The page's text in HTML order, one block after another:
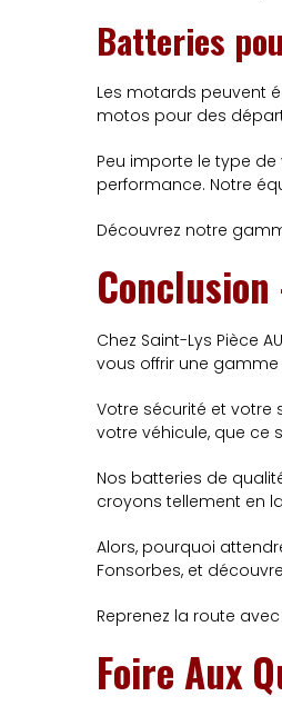
Batteries
Les motards peuvent
motos pour des
Peu importe le type
performance. Notre
Découvrez notre
Chez Saint-Lys Pièce
vous offrir une
Votre sécurité et votre
votre véhicule, que ce
Nos batteries de
croyons tellement en
Alors, pourquoi
Fonsorbes, et
Reprenez la route
Foire Aux